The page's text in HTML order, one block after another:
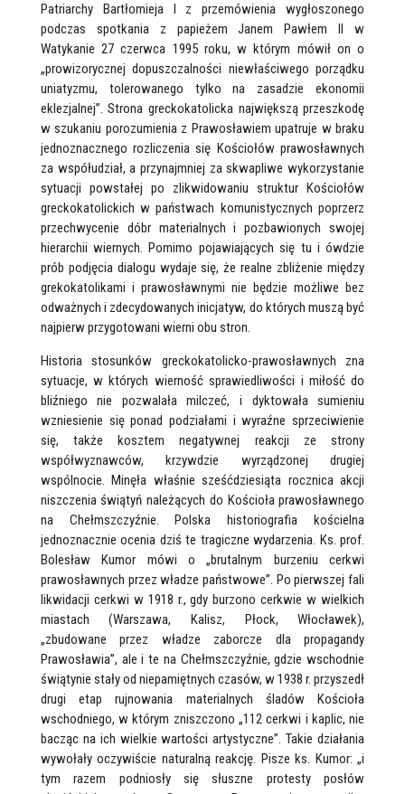
Patriarchy Bartłomieja I z przemówienia wygłoszonego
podczas spotkania z papieżem Janem Pawłem II w
Watykanie 27 czerwca 1995 roku, w którym mówił on o
„prowizorycznej dopuszczalności niewłaściwego porządku
uniatyzmu, tolerowanego tylko na zasadzie ekonomii
eklezjalnej”. Strona greckokatolicka największą przeszkodę
w szukaniu porozumienia z Prawosławiem upatruje w braku
jednoznacznego rozliczenia się Kościołów prawosławnych
za współudział, a przynajmniej za skwapliwe wykorzystanie
sytuacji powstałej po zlikwidowaniu struktur Kościołów
greckokatolickich w państwach komunistycznych poprzerz
przechwycenie dóbr materialnych i pozbawionych swojej
hierarchii wiernych. Pomimo pojawiających się tu i ówdzie
prób podjęcia dialogu wydaje się, że realne zbliżenie między
grekokatolikami i prawosławnymi nie będzie możliwe bez
odważnych i zdecydowanych inicjatyw, do których muszą być
najpierw przygotowani wierni obu stron.
Historia stosunków greckokatolicko-prawosławnych zna
sytuacje, w których wierność sprawiedliwości i miłość do
bliźniego nie pozwalała milczeć, i dyktowała sumieniu
wzniesienie się ponad podziałami i wyraźne sprzeciwienie
się, także kosztem negatywnej reakcji ze strony
współwyznawców, krzywdzie wyrządzonej drugiej
wspólnocie. Minęła właśnie sześćdziesiąta rocznica akcji
niszczenia świątyń należących do Kościoła prawosławnego
na Chełmszczyźnie. Polska historiografia kościelna
jednoznacznie ocenia dziś te tragiczne wydarzenia. Ks. prof.
Bolesław Kumor mówi o „brutalnym burzeniu cerkwi
prawosławnych przez władze państwowe”. Po pierwszej fali
likwidacji cerkwi w 1918 r., gdy burzono cerkwie w wielkich
miastach (Warszawa, Kalisz, Płock, Włocławek),
„zbudowane przez władze zaborcze dla propagandy
Prawosławia”, ale i te na Chełmszczyźnie, gdzie wschodnie
świątynie stały od niepamiętnych czasów, w 1938 r. przyszedł
drugi etap rujnowania materialnych śladów Kościoła
wschodniego, w którym zniszczono „112 cerkwi i kaplic, nie
bacząc na ich wielkie wartości artystyczne”. Takie działania
wywołały oczywiście naturalną reakcję. Pisze ks. Kumor: „i
tym razem podniosły się słuszne protesty posłów